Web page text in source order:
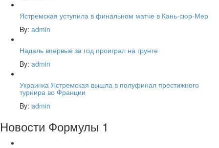
Ястремская уступила в финальном матче в Кань-сюр-Мер
By: admin
Надаль впервые за год проиграл на грунте
By: admin
Украинка Ястремская вышла в полуфинал престижного
турнира во Франции
By: admin
Новости Формулы 1